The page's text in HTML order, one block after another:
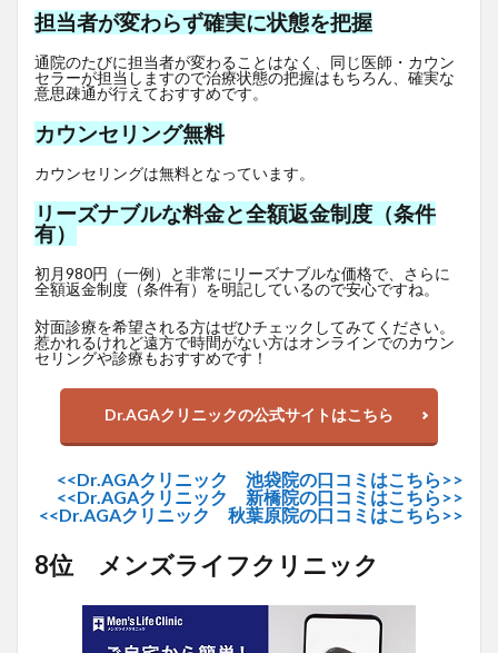
担当者が変わらず確実に状態を把握
通院のたびに担当者が変わることはなく、同じ医師・カウン
セラーが担当しますので治療状態の把握はもちろん、確実な
意思疎通が行えておすすめです。
カウンセリング無料
カウンセリングは無料となっています。
リーズナブルな料金と全額返金制度（条件
有）
初月980円（一例）と非常にリーズナブルな価格で、さらに
全額返金制度（条件有）を明記しているので安心ですね。
対面診療を希望される方はぜひチェックしてみてください。
惹かれるけれど遠方で時間がない方はオンラインでのカウン
セリングや診療もおすすめです！
Dr.AGAクリニックの公式サイトはこちら
<<Dr.AGAクリニック 池袋院の口コミはこちら>>
<<Dr.AGAクリニック 新橋院の口コミはこちら>>
<<Dr.AGAクリニック 秋葉原院の口コミはこちら>>
8位 メンズライフクリニック